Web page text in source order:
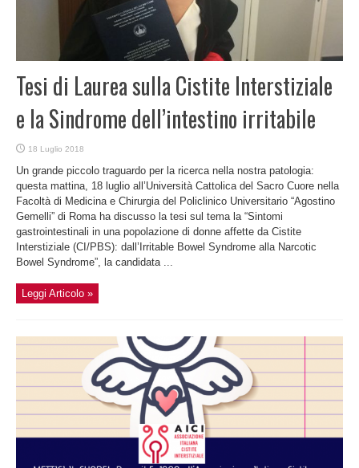
Tesi di Laurea sulla Cistite Interstiziale
e la Sindrome dell’intestino irritabile
18 Luglio 2018
Un grande piccolo traguardo per la ricerca nella nostra patologia:
questa mattina, 18 luglio all’Università Cattolica del Sacro Cuore nella
Facoltà di Medicina e Chirurgia del Policlinico Universitario “Agostino
Gemelli” di Roma ha discusso la tesi sul tema la “Sintomi
gastrointestinali in una popolazione di donne affette da Cistite
Interstiziale (CI/PBS): dall’Irritable Bowel Syndrome alla Narcotic
Bowel Syndrome”, la candidata ...
Leggi Articolo »